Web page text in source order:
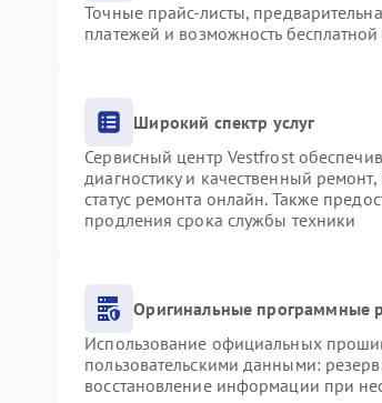
Точные прайс-листы,
платежей и возможность
Широкий спектр услуг
Сервисный центр Vestfrost
диагностику и качественный
статус ремонта онлайн. Также
продления срока службы техники
Оригинальные программные
Использование официальных
пользовательскими данными:
восстановление информации при